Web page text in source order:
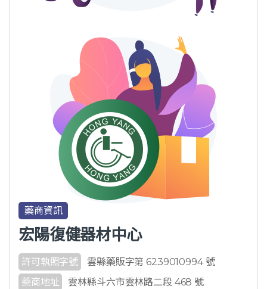
藥商資訊
宏陽復健器材中心
許可執照字號
雲縣藥販字第 6239010994 號
藥商地址
雲林縣斗六市雲林路二段 468 號